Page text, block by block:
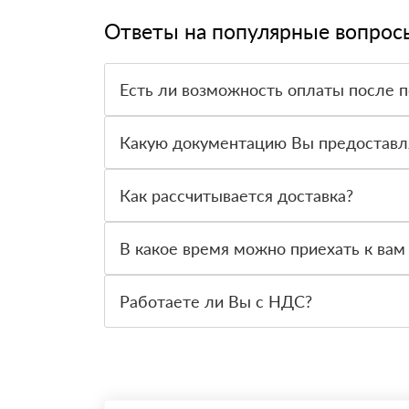
Ответы на популярные
Есть ли возможность оплаты после
вправе от него отказаться.
Какую документацию Вы
Как рассчитывается доставка?
стоимости и сроков доставки, которые
В какое время можно приехать к вам
Работаете ли Вы с НДС?